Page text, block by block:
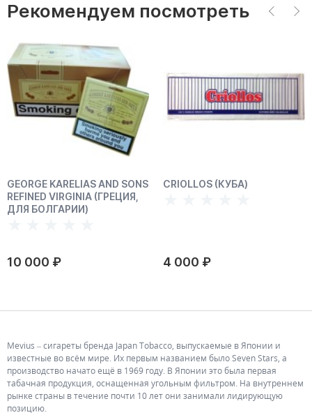
Рекомендуем посмотреть
GEORGE KARELIAS AND SONS
REFINED VIRGINIA (ГРЕЦИЯ,
ДЛЯ БОЛГАРИИ)
10 000 ₽
CRIOLLOS (КУБА)
4 000 ₽
Mevius – сигареты бренда Japan Tobacco, выпускаемые в Японии и
известные во всём мире. Их первым названием было Seven Stars, а
производство начато ещё в 1969 году. В Японии это была первая
табачная продукция, оснащенная угольным фильтром. На внутреннем
рынке страны в течение почти 10 лет они занимали лидирующую
позицию.